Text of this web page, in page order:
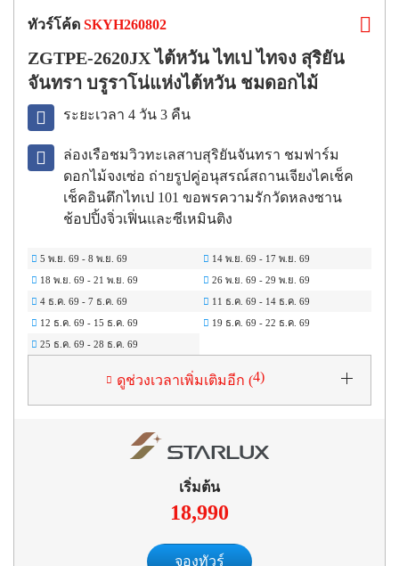
ทัวร์โค้ด SKYH260802
ZGTPE-2620JX ไต้หวัน ไทเป ไทจง สุริยัน
จันทรา บรูราโน่แห่งไต้หวัน ชมดอกไม้
ระยะเวลา 4 วัน 3 คืน
ล่องเรือชมวิวทะเลสาบสุริยันจันทรา ชมฟาร์ม
ดอกไม้จงเซ่อ ถ่ายรูปคู่อนุสรณ์สถานเจียงไคเช็ค
เช็คอินตึกไทเป 101 ขอพรความรักวัดหลงซาน
ช้อปปิ้งจิ่วเฟิ่นและซีเหมินติง
5 พ.ย. 69 - 8 พ.ย. 69 14 พ.ย. 69 - 17 พ.ย. 69
18 พ.ย. 69 - 21 พ.ย. 69 26 พ.ย. 69 - 29 พ.ย. 69
4 ธ.ค. 69 - 7 ธ.ค. 69 11 ธ.ค. 69 - 14 ธ.ค. 69
12 ธ.ค. 69 - 15 ธ.ค. 69 19 ธ.ค. 69 - 22 ธ.ค. 69
25 ธ.ค. 69 - 28 ธ.ค. 69
ดูช่วงเวลาเพิ่มเติมอีก (4)
เริ่มต้น
18,990
จองทัวร์